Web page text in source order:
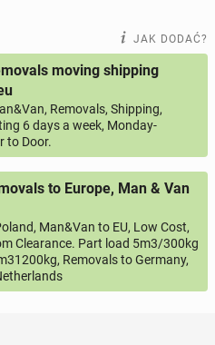
JAK DODAĆ?
moving shipping
Removals, Shipping,
6 days a week, Monday-
to Door.
to Europe, Man & Van
Man&Van to EU, Low Cost,
Clearance. Part load 5m3/300kg
Removals to Germany,